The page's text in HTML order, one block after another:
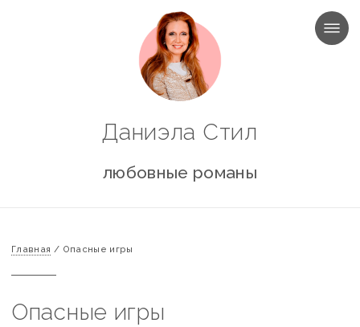
МЕНЮ
Даниэла Стил
любовные романы
Главная / Опасные игры
Опасные игры